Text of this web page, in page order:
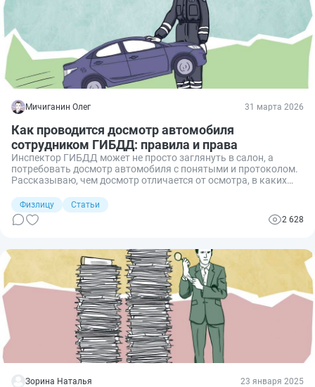
Мичиганин Олег 31 марта 2026
Как проводится досмотр автомобиля
сотрудником ГИБДД: правила и права
Инспектор ГИБДД может не просто заглянуть в салон, а
потребовать досмотр автомобиля с понятыми и протоколом.
Рассказываю, чем досмотр отличается от осмотра, в каких
оформить инспектор и как действовать, если процедура
нарушена.
Физлицу
Статьи
2 628
Зорина Наталья 23 января 2025